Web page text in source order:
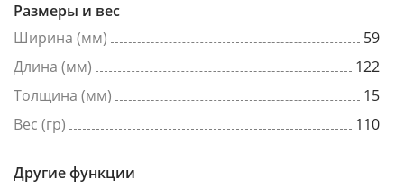
Размеры и вес
Ширина (мм)
59
Длина (мм)
122
Толщина (мм)
15
Вес (гр)
110
Другие функции